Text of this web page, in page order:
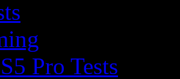
Pro Tests